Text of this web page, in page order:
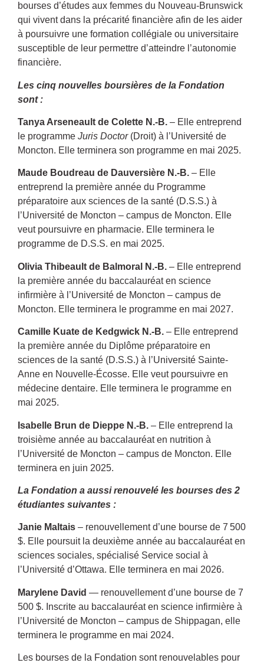
bourses d’études aux femmes du Nouveau-Brunswick
qui vivent dans la précarité financière afin de les aider
à poursuivre une formation collégiale ou universitaire
susceptible de leur permettre d’atteindre l’autonomie
financière.
Les cinq nouvelles boursières de la Fondation
sont :
Tanya Arseneault de Colette N.-B. – Elle entreprend
le programme Juris Doctor(Droit) à l’Université de
Moncton. Elle terminera son programme en mai 2025.
Maude Boudreau de Dauversière N.-B. – Elle
entreprend la première année du Programme
préparatoire aux sciences de la santé (D.S.S.) à
l’Université de Moncton – campus de Moncton. Elle
veut poursuivre en pharmacie. Elle terminera le
programme de D.S.S. en mai 2025.
Olivia Thibeault de Balmoral N.-B. – Elle entreprend
la première année du baccalauréat en science
infirmière à l’Université de Moncton – campus de
Moncton. Elle terminera le programme en mai 2027.
Camille Kuate de Kedgwick N.-B. – Elle entreprend
la première année du Diplôme préparatoire en
sciences de la santé (D.S.S.) à l’Université Sainte-
Anne en Nouvelle-Écosse. Elle veut poursuivre en
médecine dentaire. Elle terminera le programme en
mai 2025.
Isabelle Brun de Dieppe N.-B. – Elle entreprend la
troisième année au baccalauréat en nutrition à
l’Université de Moncton – campus de Moncton. Elle
terminera en juin 2025.
La Fondation a aussi renouvelé les bourses des 2
étudiantes suivantes :
Janie Maltais – renouvellement d’une bourse de 7 500
$. Elle poursuit la deuxième année au baccalauréat en
sciences sociales, spécialisé Service social à
l’Université d’Ottawa. Elle terminera en mai 2026.
Marylene David — renouvellement d’une bourse de 7
500 $. Inscrite au baccalauréat en science infirmière à
l’Université de Moncton – campus de Shippagan, elle
terminera le programme en mai 2024.
Les bourses de la Fondation sont renouvelables pour